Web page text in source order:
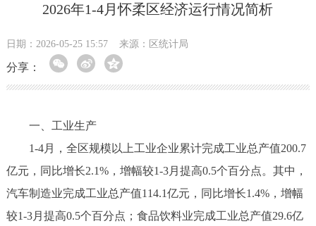
2026年1-4月怀柔区经济运行情况简析
日期：2026-05-25 15:57 来源：区统计局
分享：
一、工业生产
1-4月，全区规模以上工业企业累计完成工业总产值200.7
亿元，同比增长2.1%，增幅较1-3月提高0.5个百分点。其中，
汽车制造业完成工业总产值114.1亿元，同比增长1.4%，增幅
较1-3月提高0.5个百分点；食品饮料业完成工业总产值29.6亿